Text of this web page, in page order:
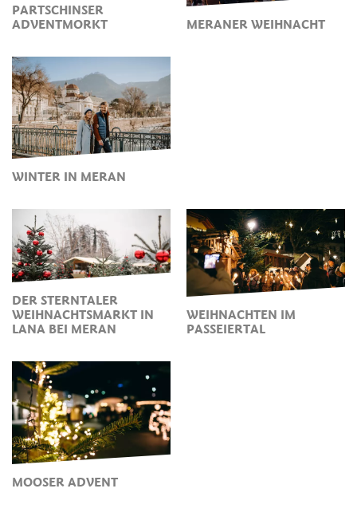
PARTSCHINSER
ADVENTMORKT
MERANER WEIHNACHT
WINTER IN MERAN
DER STERNTALER
WEIHNACHTSMARKT IN
LANA BEI MERAN
WEIHNACHTEN IM
PASSEIERTAL
MOOSER ADVENT